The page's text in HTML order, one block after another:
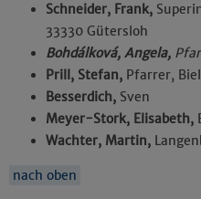
Schneider, Frank,
33330 Gütersloh
Bohdálková, Angela,
Prill, Stefan, Pfarrer,
Besserdich, Sven
Meyer-Stork, Elisabeth,
Wachter, Martin,
nach oben